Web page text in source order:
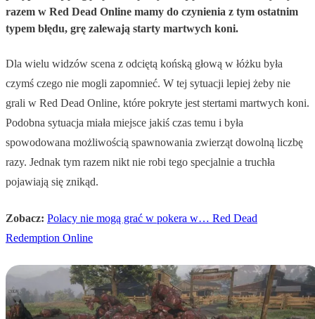
razem w Red Dead Online mamy do czynienia z tym ostatnim
typem błędu, grę zalewają starty martwych koni.
Dla wielu widzów scena z odciętą końską głową w łóżku była
czymś czego nie mogli zapomnieć. W tej sytuacji lepiej żeby nie
grali w Red Dead Online, które pokryte jest stertami martwych koni.
Podobna sytuacja miała miejsce jakiś czas temu i była
spowodowana możliwością spawnowania zwierząt dowolną liczbę
razy. Jednak tym razem nikt nie robi tego specjalnie a truchła
pojawiają się znikąd.
Zobacz: Polacy nie mogą grać w pokera w… Red Dead
Redemption Online